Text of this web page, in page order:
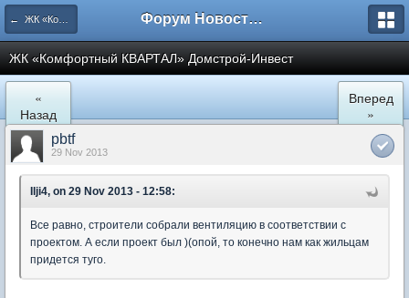
← ЖК «Комфортный КВАРТАЛ» Форум Новостройки
ЖК «Комфортный КВАРТАЛ» Домстрой-Инвест
«
Назад
Вперед
»
pbtf
29 Nov 2013
Ilji4, on 29 Nov 2013 - 12:58:
Все равно, строители собрали вентиляцию в соответствии с
проектом. А если проект был )(опой, то конечно нам как жильцам
придется туго.